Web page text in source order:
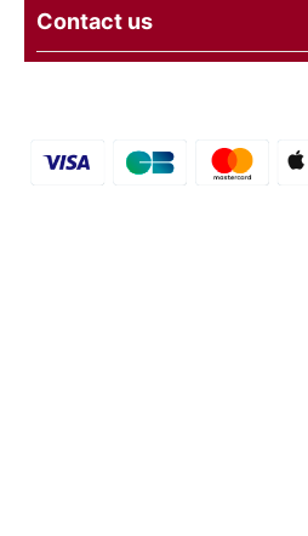
Contact us